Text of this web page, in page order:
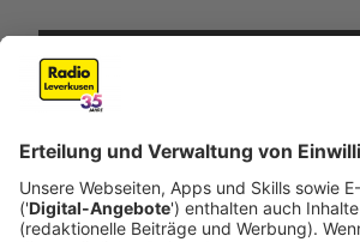
Die Linke mit den Spitzenkandidaten
und Jan van Aken für die